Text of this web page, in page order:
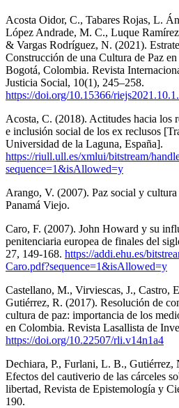
Acosta Oidor, C., Tabares Rojas, L.
López Andrade, M. C., Luque
& Vargas Rodríguez, N. (2021).
Construcción de una Cultura de Paz
Bogotá, Colombia. Revista
Justicia Social, 10(1), 245–258.
https://doi.org/10.15366/
Acosta, C. (2018). Actitudes hacia los
e inclusión social de los ex reclusos
Universidad de la Laguna, España].
https://riull.ull.es/xmlui/bitstream/
sequence=1&isAllowed=y
Arango, V. (2007). Paz social y
Panamá Viejo.
Caro, F. (2007). John Howard y su
penitenciaria europea de finales del
27, 149-168. https://addi.ehu.es/
Caro.pdf?sequence=1&isAllowed=y
Castellano, M., Virviescas, J., Castro,
Gutiérrez, R. (2017). Resolución de
cultura de paz: importancia de los
en Colombia. Revista Lasallista de
https://doi.org/10.22507/rli.v14n1a4
Dechiara, P., Furlani, L. B., Gutiérrez,
Efectos del cautiverio de las cárceles
libertad, Revista de Epistemología y
190.